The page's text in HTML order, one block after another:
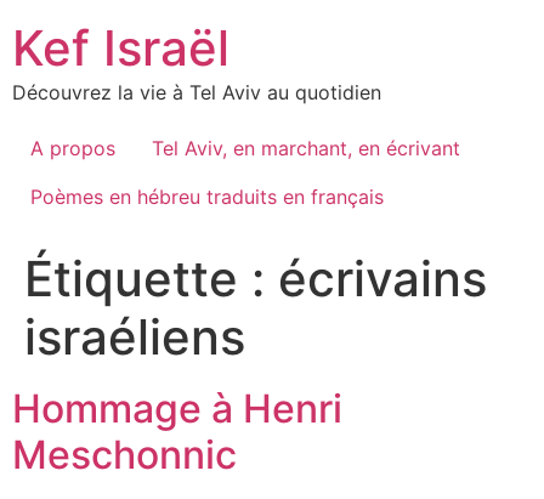
content
Kef Israël
Découvrez la vie à Tel Aviv au quotidien
A propos
Tel Aviv, en marchant, en écrivant
Poèmes en hébreu traduits en français
Étiquette : écrivains
israéliens
Hommage à Henri
Meschonnic